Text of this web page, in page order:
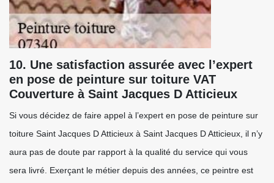
10. Une satisfaction assurée avec l’expert
en pose de peinture sur toiture VAT
Couverture à Saint Jacques D Atticieux
Si vous décidez de faire appel à l’expert en pose de peinture sur
toiture Saint Jacques D Atticieux à Saint Jacques D Atticieux, il n’y
aura pas de doute par rapport à la qualité du service qui vous
sera livré. Exerçant le métier depuis des années, ce peintre est